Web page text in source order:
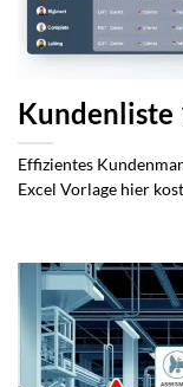
Kundenliste
Effizientes
Excel Vorlage hier